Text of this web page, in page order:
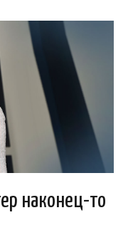
наконец-то